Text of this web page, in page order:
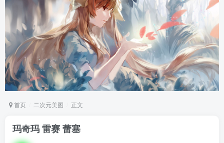
首页 二次元美图 正文
玛奇玛 雷赛 蕾塞